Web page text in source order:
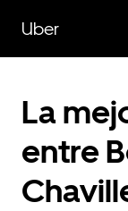
contenido
principal
Uber
La
entre